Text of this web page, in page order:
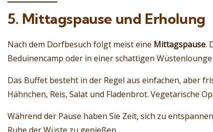
5. Mittagspause und Erholung
Nach dem Dorfbesuch folgt meist eine Mittagspause.
Beduinencamp oder in einer schattigen
Das Buffet besteht in der Regel aus einfachen, aber
Hähnchen, Reis, Salat und Fladenbrot. Vegetarische
Während der Pause haben Sie Zeit, sich zu